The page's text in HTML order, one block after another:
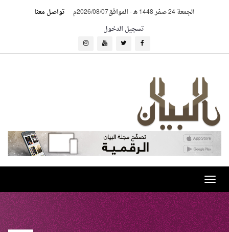
الجمعة 24 صفر 1448 هـ -الموافق2026/08/07م
تواصل معنا
تسجيل الدخول
Toggle
navigation